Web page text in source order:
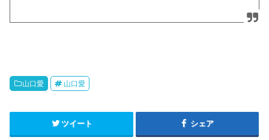
山口愛 山口愛
ツイート シェア